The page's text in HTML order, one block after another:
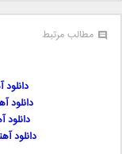
مطالب مرتبط
دانلود
دانلود